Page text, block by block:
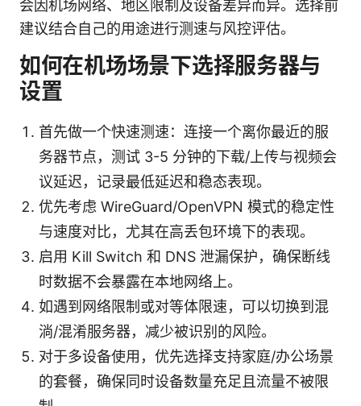
会因机场网络、地区限制及设备差异而异。选择前
建议结合自己的用途进行测速与风控评估。
如何在机场场景下选择服务器与
设置
首先做一个快速测速：连接一个离你最近的服
务器节点，测试 3-5 分钟的下载/上传与视频会
议延迟，记录最低延迟和稳态表现。
优先考虑 WireGuard/OpenVPN 模式的稳定性
与速度对比，尤其在高丢包环境下的表现。
启用 Kill Switch 和 DNS 泄漏保护，确保断线
时数据不会暴露在本地网络上。
如遇到网络限制或对等体限速，可以切换到混
淌/混淆服务器，减少被识别的风险。
对于多设备使用，优先选择支持家庭/办公场景
的套餐，确保同时设备数量充足且流量不被限